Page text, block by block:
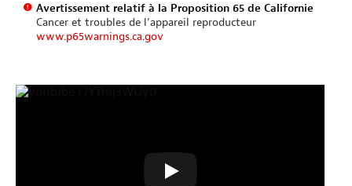
Avertissement relatif à la Proposition 65 de Californie
Cancer et troubles de l’appareil reproducteur
www.p65warnings.ca.gov